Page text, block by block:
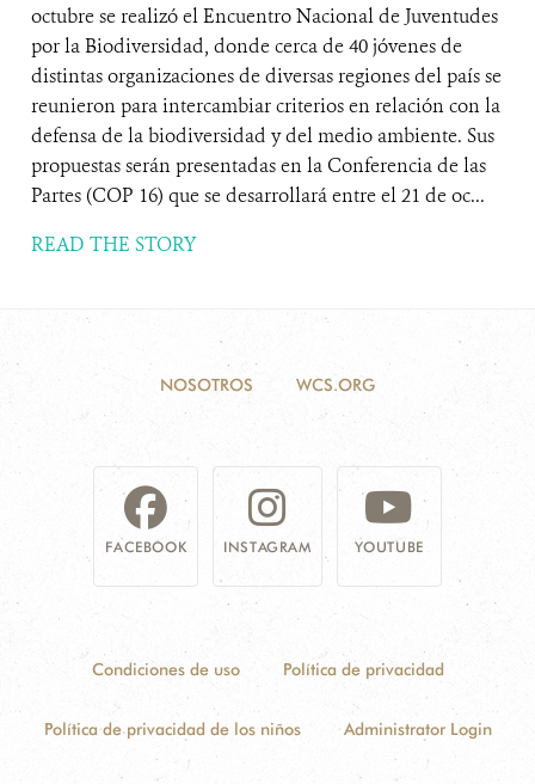
octubre se realizó el Encuentro Nacional de Juventudes
por la Biodiversidad, donde cerca de 40 jóvenes de
distintas organizaciones de diversas regiones del país se
reunieron para intercambiar criterios en relación con la
defensa de la biodiversidad y del medio ambiente. Sus
propuestas serán presentadas en la Conferencia de las
Partes (COP 16) que se desarrollará entre el 21 de oc...
READ THE STORY
NOSOTROS WCS.ORG
FACEBOOK INSTAGRAM YOUTUBE
Condiciones de uso Política de privacidad
Política de privacidad de los niños Administrator Login